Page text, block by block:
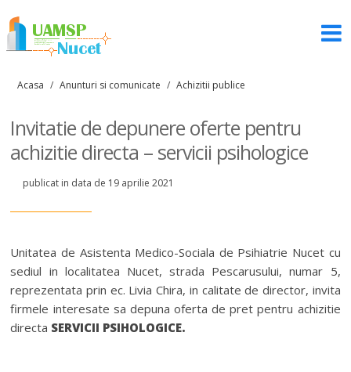
Acasa / Anunturi si comunicate / Achizitii publice
Invitatie de depunere oferte pentru
achizitie directa – servicii psihologice
publicat in data de 19 aprilie 2021
Unitatea de Asistenta Medico-Sociala de Psihiatrie Nucet cu
sediul in localitatea Nucet, strada Pescarusului, numar 5,
reprezentata prin ec. Livia Chira, in calitate de director, invita
firmele interesate sa depuna oferta de pret pentru achizitie
directa SERVICII PSIHOLOGICE.